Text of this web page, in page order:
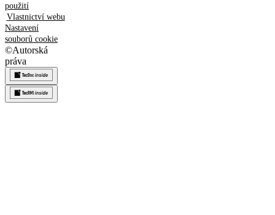
použití
Vlastnictví webu
Nastavení
souborů cookie
©Autorská
práva